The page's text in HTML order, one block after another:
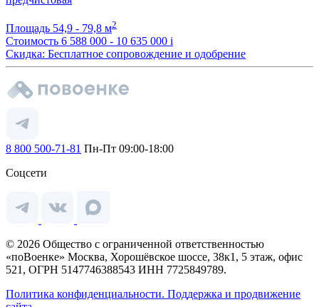
Площадь 54,9 - 79,8 м2
Стоимость 6 588 000 - 10 635 000 i
Скидка: Бесплатное сопровождение и одобрение
8 800 500-71-81 Пн-Пт 09:00-18:00
Соцсети
© 2026 Общество с ограниченной ответственностью
«поВоенке» Москва, Хорошёвское шоссе, 38к1, 5 этаж, офис
521, ОГРН 5147746388543 ИНН 7725849789.
Политика конфиденциальности. Поддержка и продвижение